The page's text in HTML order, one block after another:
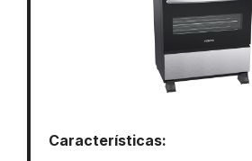
Características: